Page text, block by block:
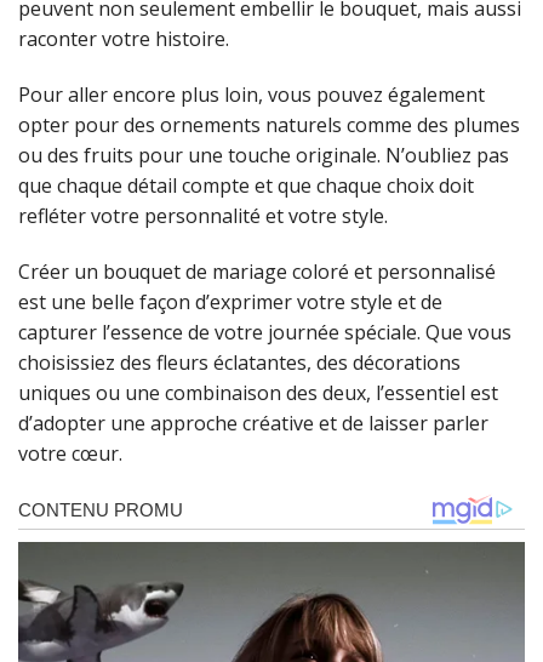
peuvent non seulement embellir le bouquet, mais aussi
raconter votre histoire.
Pour aller encore plus loin, vous pouvez également
opter pour des ornements naturels comme des plumes
ou des fruits pour une touche originale. N’oubliez pas
que chaque détail compte et que chaque choix doit
refléter votre personnalité et votre style.
Créer un bouquet de mariage coloré et personnalisé
est une belle façon d’exprimer votre style et de
capturer l’essence de votre journée spéciale. Que vous
choisissiez des fleurs éclatantes, des décorations
uniques ou une combinaison des deux, l’essentiel est
d’adopter une approche créative et de laisser parler
votre cœur.